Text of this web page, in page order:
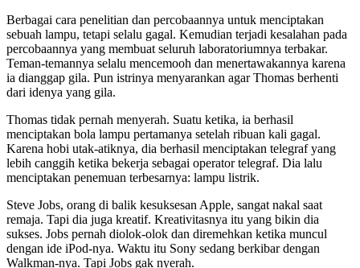
Berbagai cara penelitian dan percobaannya untuk menciptakan
sebuah lampu, tetapi selalu gagal. Kemudian terjadi kesalahan pada
percobaannya yang membuat seluruh laboratoriumnya terbakar.
Teman-temannya selalu mencemooh dan menertawakannya karena
ia dianggap gila. Pun istrinya menyarankan agar Thomas berhenti
dari idenya yang gila.
Thomas tidak pernah menyerah. Suatu ketika, ia berhasil
menciptakan bola lampu pertamanya setelah ribuan kali gagal.
Karena hobi utak-atiknya, dia berhasil menciptakan telegraf yang
lebih canggih ketika bekerja sebagai operator telegraf. Dia lalu
menciptakan penemuan terbesarnya: lampu listrik.
Steve Jobs, orang di balik kesuksesan Apple, sangat nakal saat
remaja. Tapi dia juga kreatif. Kreativitasnya itu yang bikin dia
sukses. Jobs pernah diolok-olok dan diremehkan ketika muncul
dengan ide iPod-nya. Waktu itu Sony sedang berkibar dengan
Walkman-nya. Tapi Jobs gak nyerah.